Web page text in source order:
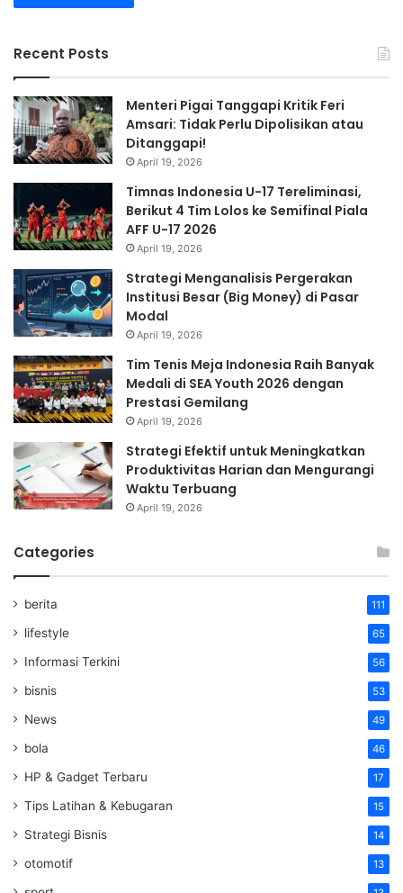
Recent Posts
Menteri Pigai Tanggapi Kritik Feri
Amsari: Tidak Perlu Dipolisikan atau
Ditanggapi!
April 19, 2026
Timnas Indonesia U-17 Tereliminasi,
Berikut 4 Tim Lolos ke Semifinal Piala
AFF U-17 2026
April 19, 2026
Strategi Menganalisis Pergerakan
Institusi Besar (Big Money) di Pasar
Modal
April 19, 2026
Tim Tenis Meja Indonesia Raih Banyak
Medali di SEA Youth 2026 dengan
Prestasi Gemilang
April 19, 2026
Strategi Efektif untuk Meningkatkan
Produktivitas Harian dan Mengurangi
Waktu Terbuang
April 19, 2026
Categories
berita 111
lifestyle 65
Informasi Terkini 56
bisnis 53
News 49
bola 46
HP & Gadget Terbaru 17
Tips Latihan & Kebugaran 15
Strategi Bisnis 14
otomotif 13